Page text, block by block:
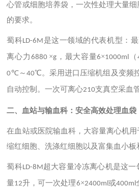
心管或细胞培养袋，一次性处理大量
的要求。
蜀科LD-6M 是这一领域的代表机型：
离心力 6880 ×g ，最大容量6×1000ml （
0℃～ 40℃。采用进口压缩机组及变频
自动控制。一次可离心210支真空采血
二、血站与输血科：安全高效处理血袋
在血站或医院输血科，大容量离心机
缩红细胞、洗涤红细胞以及富集血小板
蜀科LD-8M超大容量冷冻离心机是这
量12升，可一次处理6×2400ml或400ml